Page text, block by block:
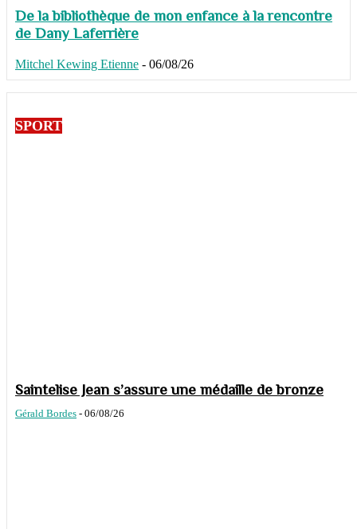
De la bibliothèque de mon enfance à la rencontre
de Dany Laferrière
Mitchel Kewing Etienne - 06/08/26
SPORT
Saintelise Jean s’assure une médaille de bronze
Gérald Bordes - 06/08/26